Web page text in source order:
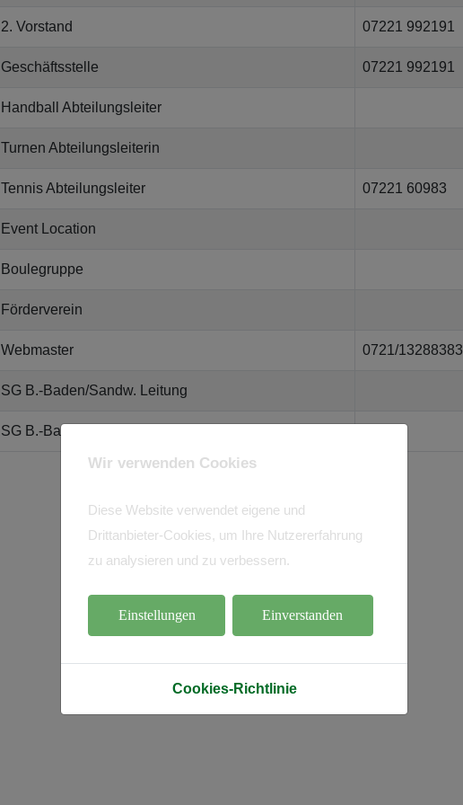
2. Vorstand 07221 992191
Geschäftsstelle 07221 992191
Handball Abteilungsleiter
Turnen Abteilungsleiterin
Tennis Abteilungsleiter 07221 60983
Event Location
Boulegruppe
Förderverein
Webmaster 0721/13288383
SG B.-Baden/Sandw. Leitung
SG B.-Baden/Sandw. Leitung
Wir verwenden Cookies
Diese Website verwendet eigene und
Drittanbieter-Cookies, um Ihre Nutzererfahrung
zu analysieren und zu verbessern.
Einstellungen Einverstanden
Cookies-Richtlinie